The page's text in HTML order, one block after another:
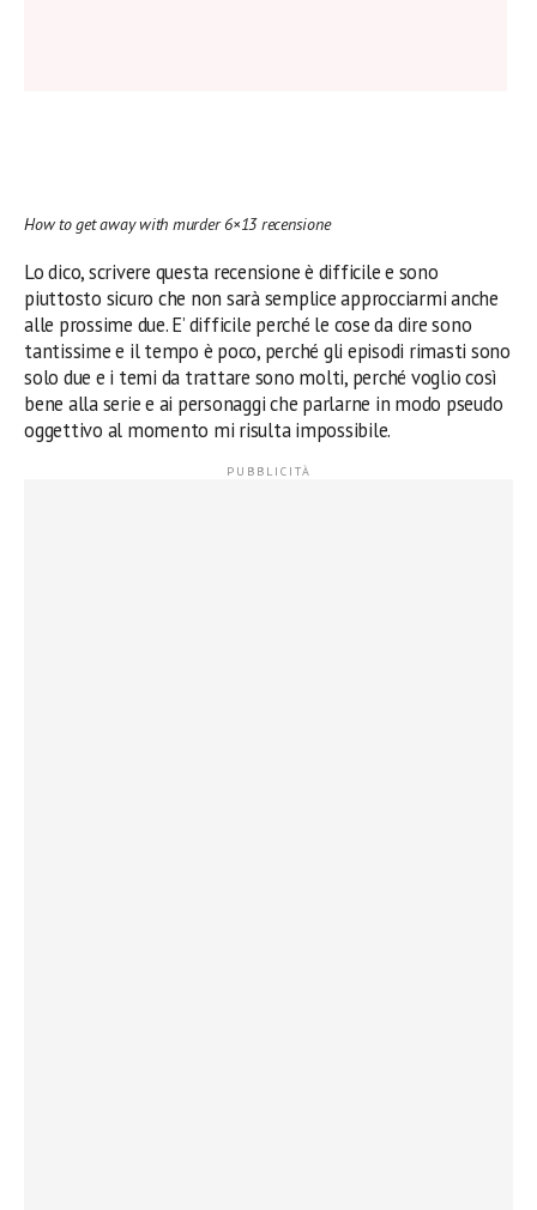
How to get away with murder 6×13 recensione
Lo dico, scrivere questa recensione è difficile e sono
piuttosto sicuro che non sarà semplice approcciarmi anche
alle prossime due. E’ difficile perché le cose da dire sono
tantissime e il tempo è poco, perché gli episodi rimasti sono
solo due e i temi da trattare sono molti, perché voglio così
bene alla serie e ai personaggi che parlarne in modo pseudo
oggettivo al momento mi risulta impossibile.